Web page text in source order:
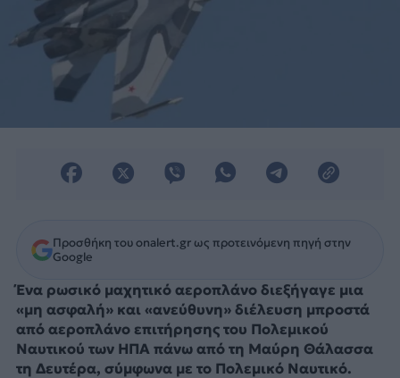
Προσθήκη του onalert.gr ως προτεινόμενη πηγή στην
Google
Ένα ρωσικό μαχητικό αεροπλάνο διεξήγαγε μια
«μη ασφαλή» και «ανεύθυνη» διέλευση μπροστά
από αεροπλάνο επιτήρησης του Πολεμικού
Ναυτικού των ΗΠΑ πάνω από τη Μαύρη Θάλασσα
τη Δευτέρα, σύμφωνα με το Πολεμικό Ναυτικό.